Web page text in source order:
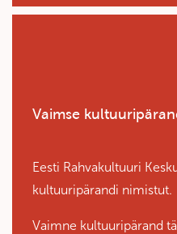
Vaimse
Eesti Rahvakultuuri
kultuuripärandi nimistut.
Vaimne kultuuripärand